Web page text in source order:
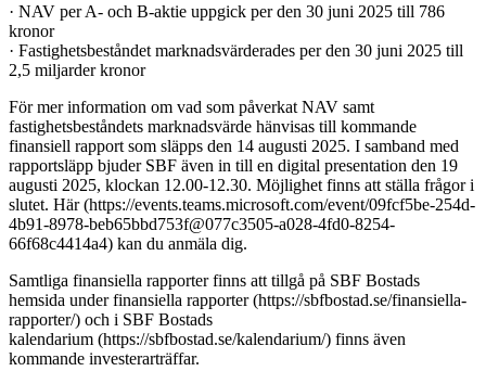
· NAV per A- och B-aktie uppgick per den 30 juni 2025 till 786
kronor
· Fastighetsbeståndet marknadsvärderades per den 30 juni 2025 till
2,5 miljarder kronor
För mer information om vad som påverkat NAV samt
fastighetsbeståndets marknadsvärde hänvisas till kommande
finansiell rapport som släpps den 14 augusti 2025. I samband med
rapportsläpp bjuder SBF även in till en digital presentation den 19
augusti 2025, klockan 12.00-12.30. Möjlighet finns att ställa frågor i
slutet. Här (https://events.teams.microsoft.com/event/09fcf5be-254d-
4b91-8978-beb65bbd753f@077c3505-a028-4fd0-8254-
66f68c4414a4) kan du anmäla dig.
Samtliga finansiella rapporter finns att tillgå på SBF Bostads
hemsida under finansiella rapporter (https://sbfbostad.se/finansiella-
rapporter/) och i SBF Bostads
kalendarium (https://sbfbostad.se/kalendarium/) finns även
kommande investerarträffar.